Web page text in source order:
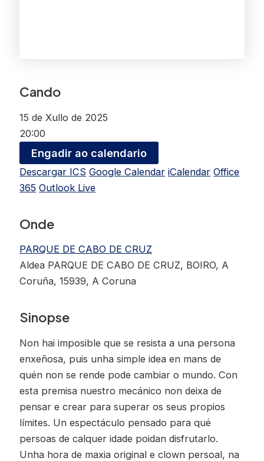
Cando
15 de Xullo de 2025
20:00
Engadir ao calendario
Descargar ICS Google Calendar iCalendar Office
365 Outlook Live
Onde
PARQUE DE CABO DE CRUZ
Aldea PARQUE DE CABO DE CRUZ, BOIRO, A
Coruña, 15939, A Coruna
Sinopse
Non hai imposible que se resista a una persona
enxeñosa, puis unha simple idea en mans de
quén non se rende pode cambiar o mundo. Con
esta premisa nuestro mecánico non deixa de
pensar e crear para superar os seus propios
límites. Un espectáculo pensado para qué
persoas de calquer idade poidan disfrutarlo.
Unha hora de maxia original e clown persoal, na